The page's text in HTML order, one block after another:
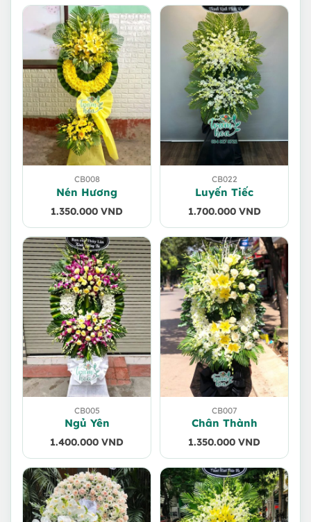
CB008
Nén Hương
1.350.000 VND
CB022
Luyến Tiếc
1.700.000 VND
CB005
Ngủ Yên
1.400.000 VND
CB007
Chân Thành
1.350.000 VND